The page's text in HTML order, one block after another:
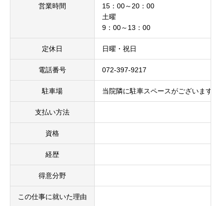
営業時間
15：00～20：00
土曜
9：00～13：00
定休日 日曜・祝日
電話番号 072-397-9217
駐車場 当院隣に駐車スペースがございます。
支払い方法
資格
経歴
得意分野
この仕事に就いた理由